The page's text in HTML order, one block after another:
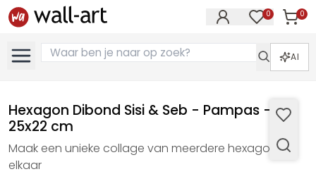
0 0
AI
Hexagon Dibond Sisi & Seb - Pampas -
25x22 cm
Maak een unieke collage van meerdere hexagons bij
elkaar